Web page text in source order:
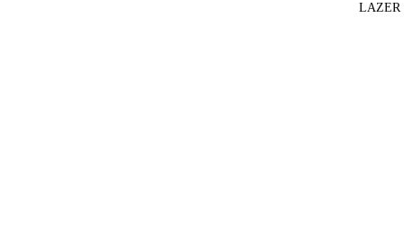
LAZER